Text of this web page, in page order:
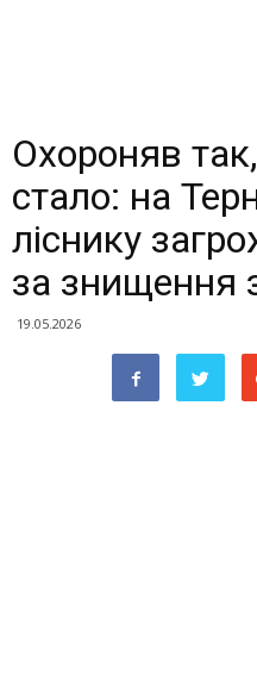
Охороняв
стало: на
ліснику
за знищення
19.05.2026